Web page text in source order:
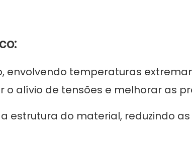
envolvendo temperaturas
alívio de tensões e melhorar as
estrutura do material, reduzindo